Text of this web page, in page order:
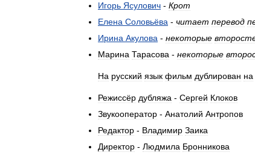
Игорь Ясулович - Крот
Елена Соловьёва - читает перевод
Ирина Акулова - некоторые
Марина Тарасова - некоторые
На русский язык фильм дублирован на
Режиссёр дубляжа - Сергей Клоков
Звукооператор - Анатолий Антропов
Редактор - Владимир Заика
Директор - Людмила Бронникова